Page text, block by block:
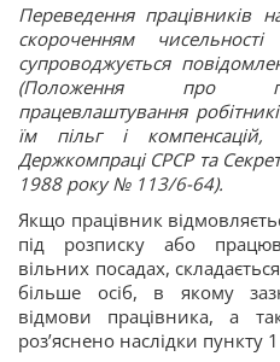
Переведення працівників
скороченням
супроводжується
(Положення про
працевлаштування
їм пільг і компенсацій,
Держкомпраці СРСР та
1988 року № 113/6-64).
Якщо працівник
під розписку або
вільних посадах,
більше осіб, в якому
відмови працівника, а
роз’яснено наслідки пункту 1